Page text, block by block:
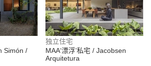
Simón /
独立住宅
MAA‘漂浮’私宅 / Jacobsen
Arquitetura